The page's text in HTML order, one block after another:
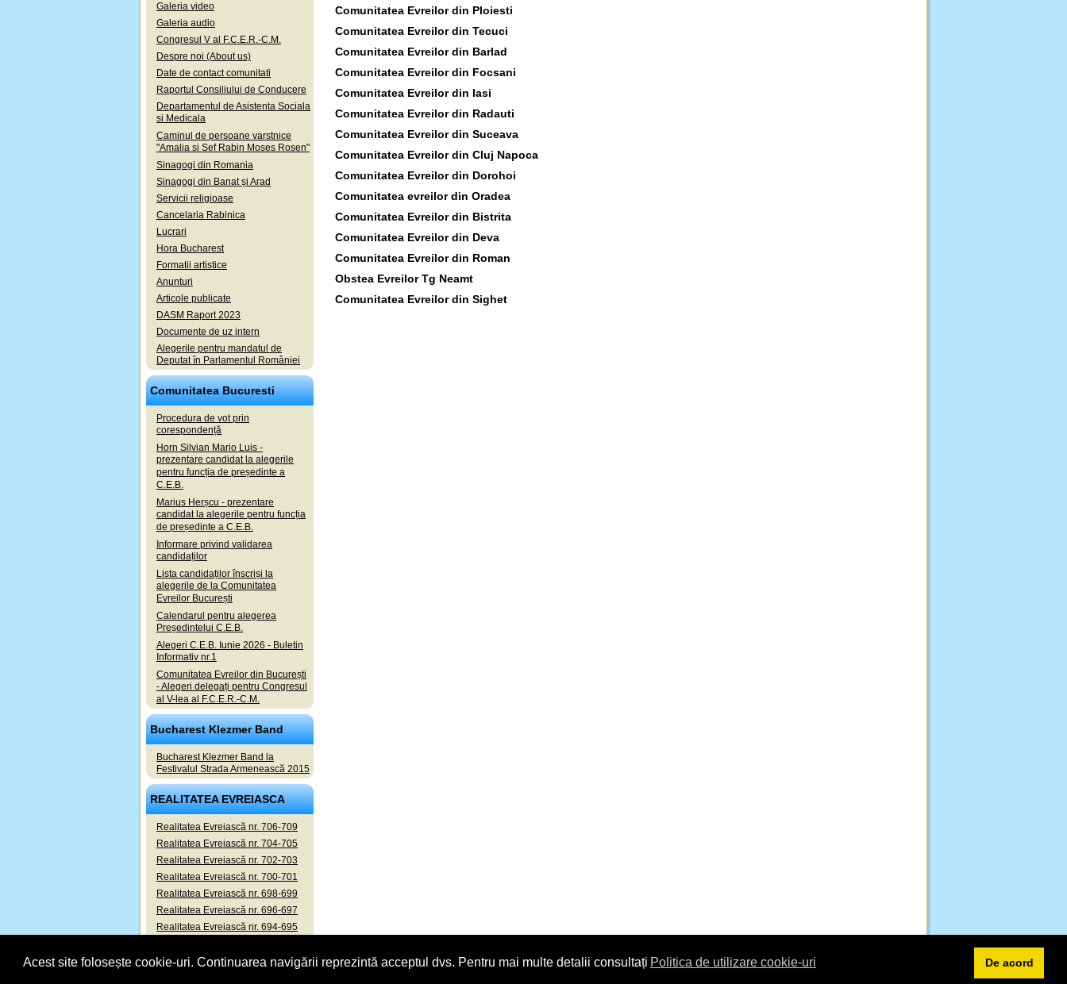
Acest site folosește cookie-uri. Continuarea navigării reprezintă acceptul dvs. Pentru mai multe detalii consultați Politica de utilizare cookie-uri De acord
Galeria video
Galeria audio
Congresul V al F.C.E.R.-C.M.
Despre noi (About us)
Date de contact comunitati
Raportul Consiliului de Conducere
Departamentul de Asistenta Sociala
si Medicala
Caminul de persoane varstnice
"Amalia si Sef Rabin Moses Rosen"
Sinagogi din Romania
Sinagogi din Banat și Arad
Servicii religioase
Cancelaria Rabinica
Lucrari
Hora Bucharest
Formatii artistice
Anunturi
Articole publicate
DASM Raport 2023
Documente de uz intern
Alegerile pentru mandatul de
Deputat în Parlamentul României
Comunitatea Bucuresti
Procedura de vot prin
corespondență
Horn Silvian Mario Luis -
prezentare candidat la alegerile
pentru funcția de președinte a
C.E.B.
Marius Herșcu - prezentare
candidat la alegerile pentru funcția
de președinte a C.E.B.
Informare privind validarea
candidaților
Lista candidaților înscriși la
alegerile de la Comunitatea
Evreilor București
Calendarul pentru alegerea
Președintelui C.E.B.
Alegeri C.E.B. Iunie 2026 - Buletin
Informativ nr.1
Comunitatea Evreilor din București
- Alegeri delegați pentru Congresul
al V-lea al F.C.E.R.-C.M.
Bucharest Klezmer Band
Bucharest Klezmer Band la
Festivalul Strada Armenească 2015
REALITATEA EVREIASCA
Realitatea Evreiască nr. 706-709
Realitatea Evreiască nr. 704-705
Realitatea Evreiască nr. 702-703
Realitatea Evreiască nr. 700-701
Realitatea Evreiască nr. 698-699
Realitatea Evreiască nr. 696-697
Realitatea Evreiască nr. 694-695
Comunitatea Evreilor din Ploiesti
Comunitatea Evreilor din Tecuci
Comunitatea Evreilor din Barlad
Comunitatea Evreilor din Focsani
Comunitatea Evreilor din Iasi
Comunitatea Evreilor din Radauti
Comunitatea Evreilor din Suceava
Comunitatea Evreilor din Cluj Napoca
Comunitatea Evreilor din Dorohoi
Comunitatea evreilor din Oradea
Comunitatea Evreilor din Bistrita
Comunitatea Evreilor din Deva
Comunitatea Evreilor din Roman
Obstea Evreilor Tg Neamt
Comunitatea Evreilor din Sighet